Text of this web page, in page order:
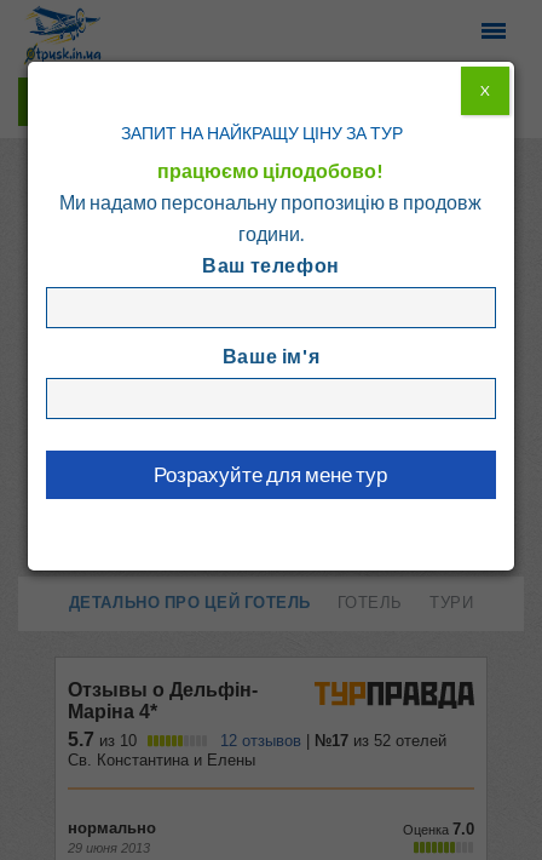
Болгарія Св. Константин і Єлена
Болгарія, Св. Константин і Єлена
ДЕТАЛЬНО ПРО ЦЕЙ ГОТЕЛЬ ГОТЕЛЬ ТУРИ
ЗАПИТ НА НАЙКРАЩУ ЦІНУ ЗА ТУР
працюємо цілодобово!
Ми надамо персональну пропозицію в продовж
години.
Ваш телефон
Ваше ім'я
X